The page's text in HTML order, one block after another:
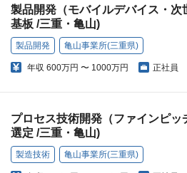
製品開発（モバイルデバイス・次
基板 /三重・亀山)
製品開発 亀山事業所(三重県)
年収 600万円 〜 1000万円 正社員
プロセス技術開発（ファインピ
選定 /三重・亀山)
製造技術 亀山事業所(三重県)